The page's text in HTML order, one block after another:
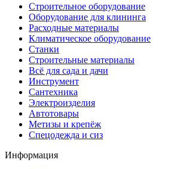
Строительное оборудование
Оборудование для клининга
Расходные материалы
Климатическое оборудование
Станки
Строительные материалы
Всё для сада и дачи
Инструмент
Сантехника
Электроизделия
Автотовары
Метизы и крепёж
Спецодежда и сиз
Информация